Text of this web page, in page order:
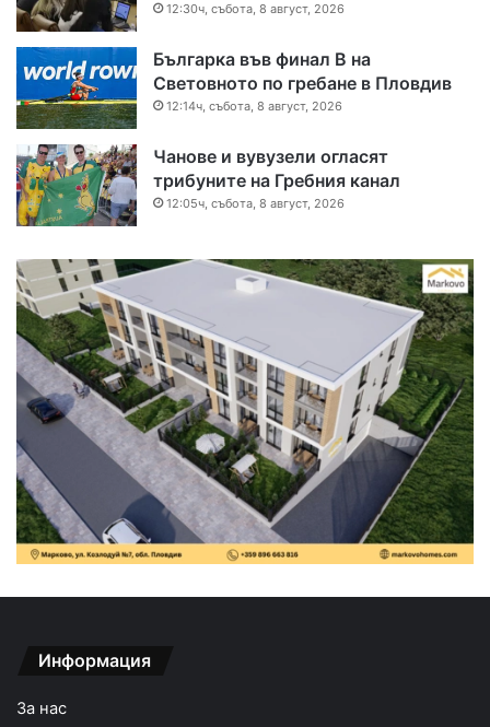
12:30ч, събота, 8 август, 2026
Българка във финал B на
Световното по гребане в Пловдив
12:14ч, събота, 8 август, 2026
Чанове и вувузели огласят
трибуните на Гребния канал
12:05ч, събота, 8 август, 2026
Информация
За нас